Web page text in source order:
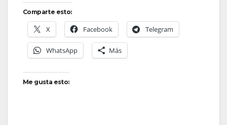
Comparte esto:
X Facebook Telegram
WhatsApp Más
Me gusta esto: